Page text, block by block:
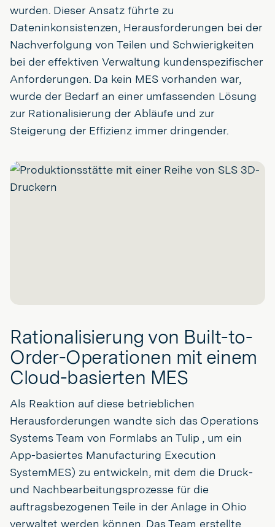
wurden. Dieser Ansatz führte zu
Dateninkonsistenzen, Herausforderungen bei der
Nachverfolgung von Teilen und Schwierigkeiten
bei der effektiven Verwaltung kundenspezifischer
Anforderungen. Da kein MES vorhanden war,
wurde der Bedarf an einer umfassenden Lösung
zur Rationalisierung der Abläufe und zur
Steigerung der Effizienz immer dringender.
Rationalisierung von Built-to-
Order-Operationen mit einem
Cloud-basierten MES
Als Reaktion auf diese betrieblichen
Herausforderungen wandte sich das Operations
Systems Team von Formlabs an Tulip , um ein
App-basiertes Manufacturing Execution
SystemMES) zu entwickeln, mit dem die Druck-
und Nachbearbeitungsprozesse für die
auftragsbezogenen Teile in der Anlage in Ohio
verwaltet werden können. Das Team erstellte